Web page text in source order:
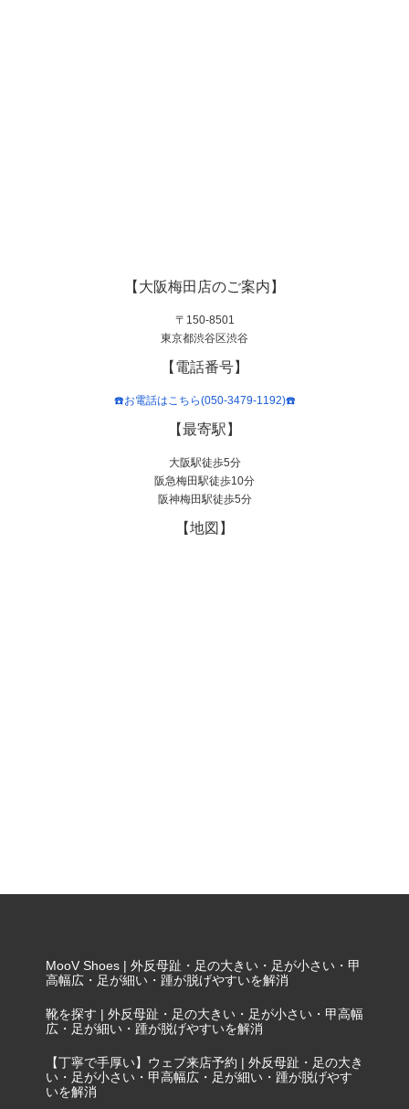
【大阪梅田店のご案内】
〒150-8501
東京都渋谷区渋谷
【電話番号】
☎️お電話はこちら(050-3479-1192)☎️
【最寄駅】
大阪駅徒歩5分
阪急梅田駅徒歩10分
阪神梅田駅徒歩5分
【地図】
MooV Shoes | 外反母趾・足の大きい・足が小さい・甲
高幅広・足が細い・踵が脱げやすいを解消
靴を探す | 外反母趾・足の大きい・足が小さい・甲高幅
広・足が細い・踵が脱げやすいを解消
【丁寧で手厚い】ウェブ来店予約 | 外反母趾・足の大き
い・足が小さい・甲高幅広・足が細い・踵が脱げやす
いを解消